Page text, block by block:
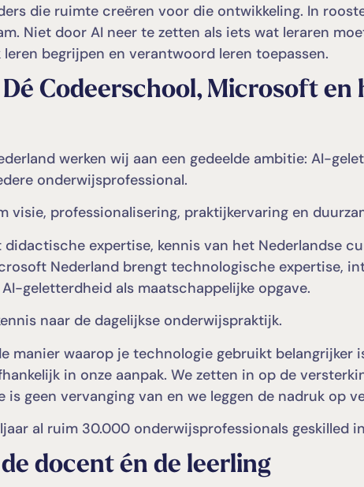
die ruimte creëren voor die ontwikkeling. In
Niet door AI neer te zetten als iets wat leraren
begrijpen en verantwoord leren toepassen.
Codeerschool, Microsoft
werken wij aan een gedeelde ambitie: AI-
onderwijsprofessional.
visie, professionalisering, praktijkervaring en
didactische expertise, kennis van het Nederlandse
Nederland brengt technologische expertise,
geletterdheid als maatschappelijke opgave.
naar de dagelijkse onderwijspraktijk.
manier waarop je technologie gebruikt belangrijker
in onze aanpak. We zetten in op de
is geen vervanging van en we leggen de nadruk op
al ruim 30.000 onderwijsprofessionals geskilled
docent én de leerling